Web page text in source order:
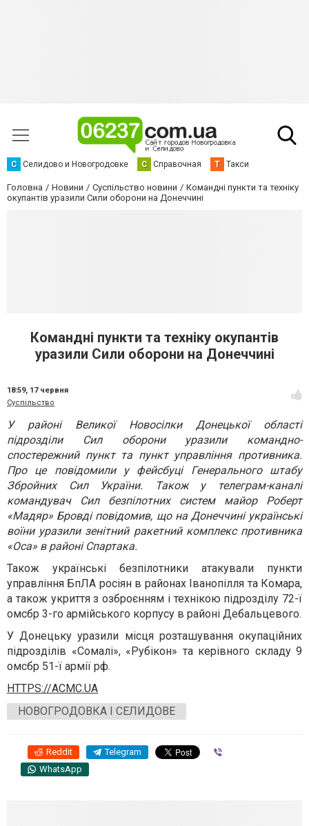
С Селидово и Новогродовке С Справочная Т Такси
Головна Новини Суспільство новини
Командні пункти та техніку
окупантів уразили Сили оборони на Донеччині
Командні пункти та техніку окупантів
уразили Сили оборони на Донеччині
18:59, 17 червня
Суспільство
У районі Великої Новосілки Донецької області
підрозділи Сил оборони уразили командно-
спостережний пункт та пункт управління противника.
Про це повідомили у фейсбуці Генерального штабу
Збройних Сил України. Також у телеграм-каналі
командувач Сил безпілотних систем майор Роберт
«Мадяр» Бровді повідомив, що на Донеччині українські
воїни уразили зенітний ракетний комплекс противника
«Оса» в районі Спартака.
Також українські безпілотники атакували пункти
управління БпЛА росіян в районах Іванопілля та Комара,
а також укриття з озброєнням і технікою підрозділу 72-ї
омсбр 3-го армійського корпусу в районі Дебальцевого.
У Донецьку уразили місця розташування окупаційних
підрозділів «Сомалі», «Рубікон» та керівного складу 9
омсбр 51-ї армії рф.
HTTPS://ACMC.UA
НОВОГРОДОВКА І СЕЛИДОВЕ
Reddit Telegram
WhatsApp